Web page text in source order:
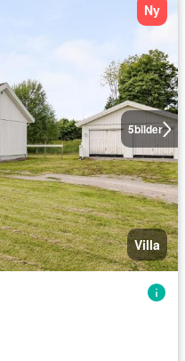
5bilder
Ny
Villa